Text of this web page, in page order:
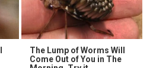
The Lump of Worms Will
Come Out of You in The